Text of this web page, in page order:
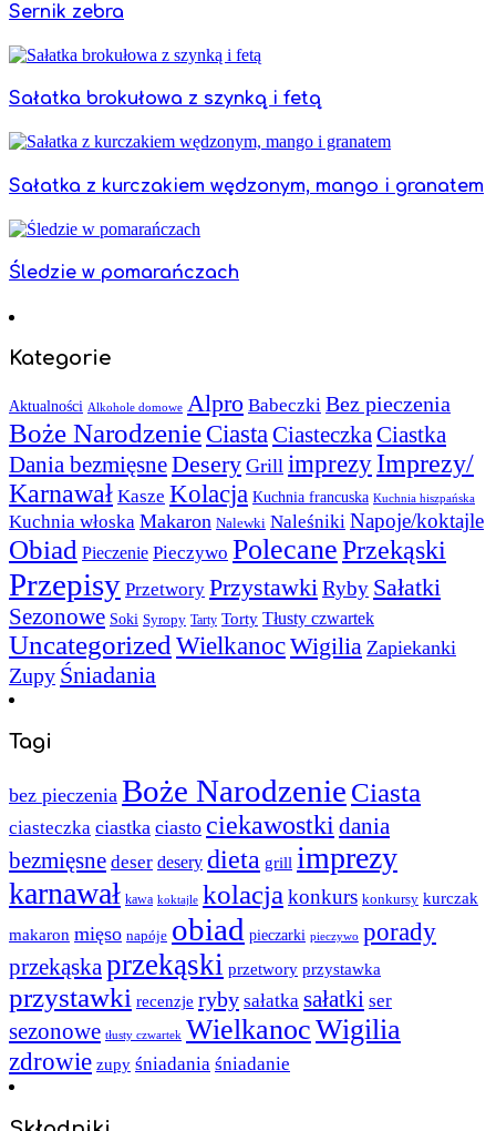
Sernik zebra
Sałatka brokułowa z szynką i fetą
Sałatka z kurczakiem wędzonym, mango i granatem
Śledzie w pomarańczach
Kategorie
Aktualności Alkohole domowe Alpro Babeczki Bez pieczenia
Boże NarodzenieCiasta CiasteczkaCiastka
Dania bezmięsneDesery Grill imprezy Imprezy/
Karnawał Kasze Kolacja Kuchnia francuska Kuchnia hiszpańska
Kuchnia włoska Makaron Nalewki Naleśniki Napoje/koktajle
Obiad Pieczenie Pieczywo PolecanePrzekąski
Przepisy Przetwory PrzystawkiRyby Sałatki
Sezonowe Soki Syropy Tarty Torty Tłusty czwartek
Uncategorized WielkanocWigilia Zapiekanki
Zupy Śniadania
Tagi
bez pieczenia Boże Narodzenie Ciasta
ciasteczka ciastka ciasto ciekawostki dania
bezmięsne deser desery dieta grill imprezy
karnawał kawa koktajle kolacja konkurs konkursy kurczak
makaron mięso napóje obiad pieczarki pieczywo porady
przekąskaprzekąski przetwory przystawka
przystawki recenzje ryby sałatka sałatki ser
sezonowe tłusty czwartek WielkanocWigilia
zdrowie zupy śniadania śniadanie